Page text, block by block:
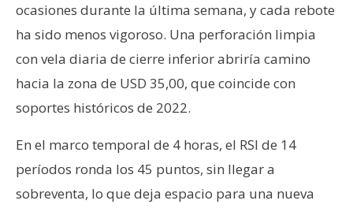
ocasiones durante la última semana, y cada rebote
ha sido menos vigoroso. Una perforación limpia
con vela diaria de cierre inferior abriría camino
hacia la zona de USD 35,00, que coincide con
soportes históricos de 2022.
En el marco temporal de 4 horas, el RSI de 14
períodos ronda los 45 puntos, sin llegar a
sobreventa, lo que deja espacio para una nueva